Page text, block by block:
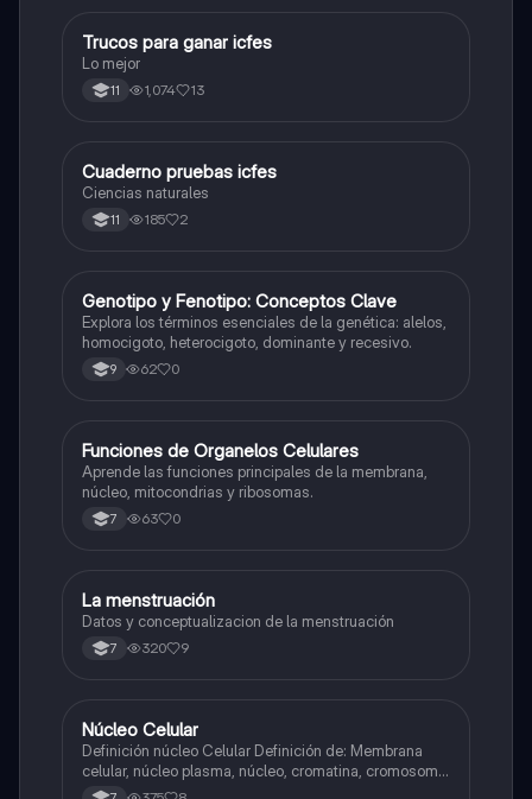
Química
Trucos para ganar icfes
Lo mejor
11 1,074 13
Biologia
Cuaderno pruebas icfes
Ciencias naturales
11 185 2
GBiologia
Genotipo y Fenotipo: Conceptos Clave
Explora los términos esenciales de la genética: alelos,
homocigoto, heterocigoto, dominante y recesivo.
9 62 0
FBiologia
Funciones de Organelos Celulares
Aprende las funciones principales de la membrana,
núcleo, mitocondrias y ribosomas.
7 63 0
Biologia
La menstruación
Datos y conceptualizacion de la menstruación
7 320 9
Biologia
Núcleo Celular
Definición núcleo Celular Definición de: Membrana
celular, núcleo plasma, núcleo, cromatina, cromosoma
Interfase Fases de la interfase